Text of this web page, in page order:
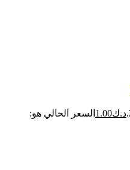
د.ك1.00 السعر الحالي هو: